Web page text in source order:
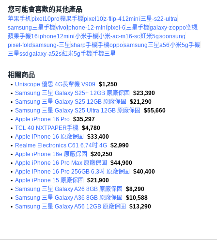
您可能會喜歡的其他產品
苹果手机pixel10pro蘋果手機pixel10z-flip-412mini三星-s22-ultra
samsung三星手機vivoiphone-12-minipixel-6三星手機galaxy-zoppo空機
蘋果手機16iphone12mini小米手機小米-ac-m16-sc紅米5gsoonsung
pixel-fold samsung-三星sharp手機手機opposamsung三星a56小米5g手機
三星ssd galaxy-a52s紅米5g手機手機三星
相關商品
• Uniscope 優思 4G長輩機 V909 $1,250
• Samsung 三星 Galaxy S25+ 12GB 原廠保固
$23,390
• Samsung 三星 Galaxy S25 12GB 原廠保固
$21,290
• Samsung 三星 Galaxy S25 Ultra 12GB 原廠保固
$55,660
• Apple iPhone 16 Pro $35,297
• TCL 40 NXTPAPER手機 $4,780
• Apple iPhone 16 原廠保固
$33,400
• Realme Electronics C61 6.74吋 4G $2,990
• Apple iPhone 16e 原廠保固
$20,250
• Apple iPhone 16 Pro Max 原廠保固
$44,900
• Apple iPhone 16 Pro 256GB 6.3吋 原廠保固
$40,400
• Apple iPhone 15 原廠保固
$21,900
• Samsung 三星 Galaxy A26 8GB 原廠保固
$8,290
• Samsung 三星 Galaxy A36 8GB 原廠保固
$10,588
• Samsung 三星 Galaxy A56 12GB 原廠保固 $13,290